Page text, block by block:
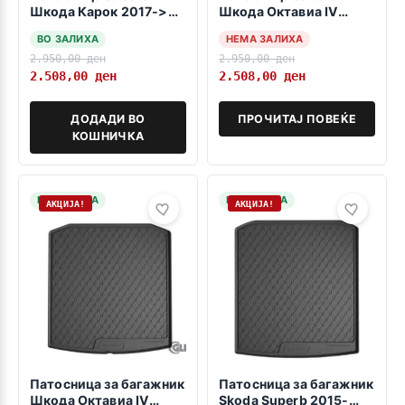
Шкода Карок 2017->
ВО ЗАЛИХА
2.950,00ден
2.508,00 ден
ДОДАДИ ВО
КОШНИЧКА
Шкода Oктавиа IV
НЕМА ЗАЛИХА
2.950,00ден
2.508,00 ден
ПРОЧИТАЈ ПОВЕЌЕ
НА ЗАЛИХА
АКЦИЈА!
Патосница за багажник
Шкода Oктавиа IV
НА ЗАЛИХА
АКЦИЈА!
Патосница за багажник
Skoda Superb 2015-